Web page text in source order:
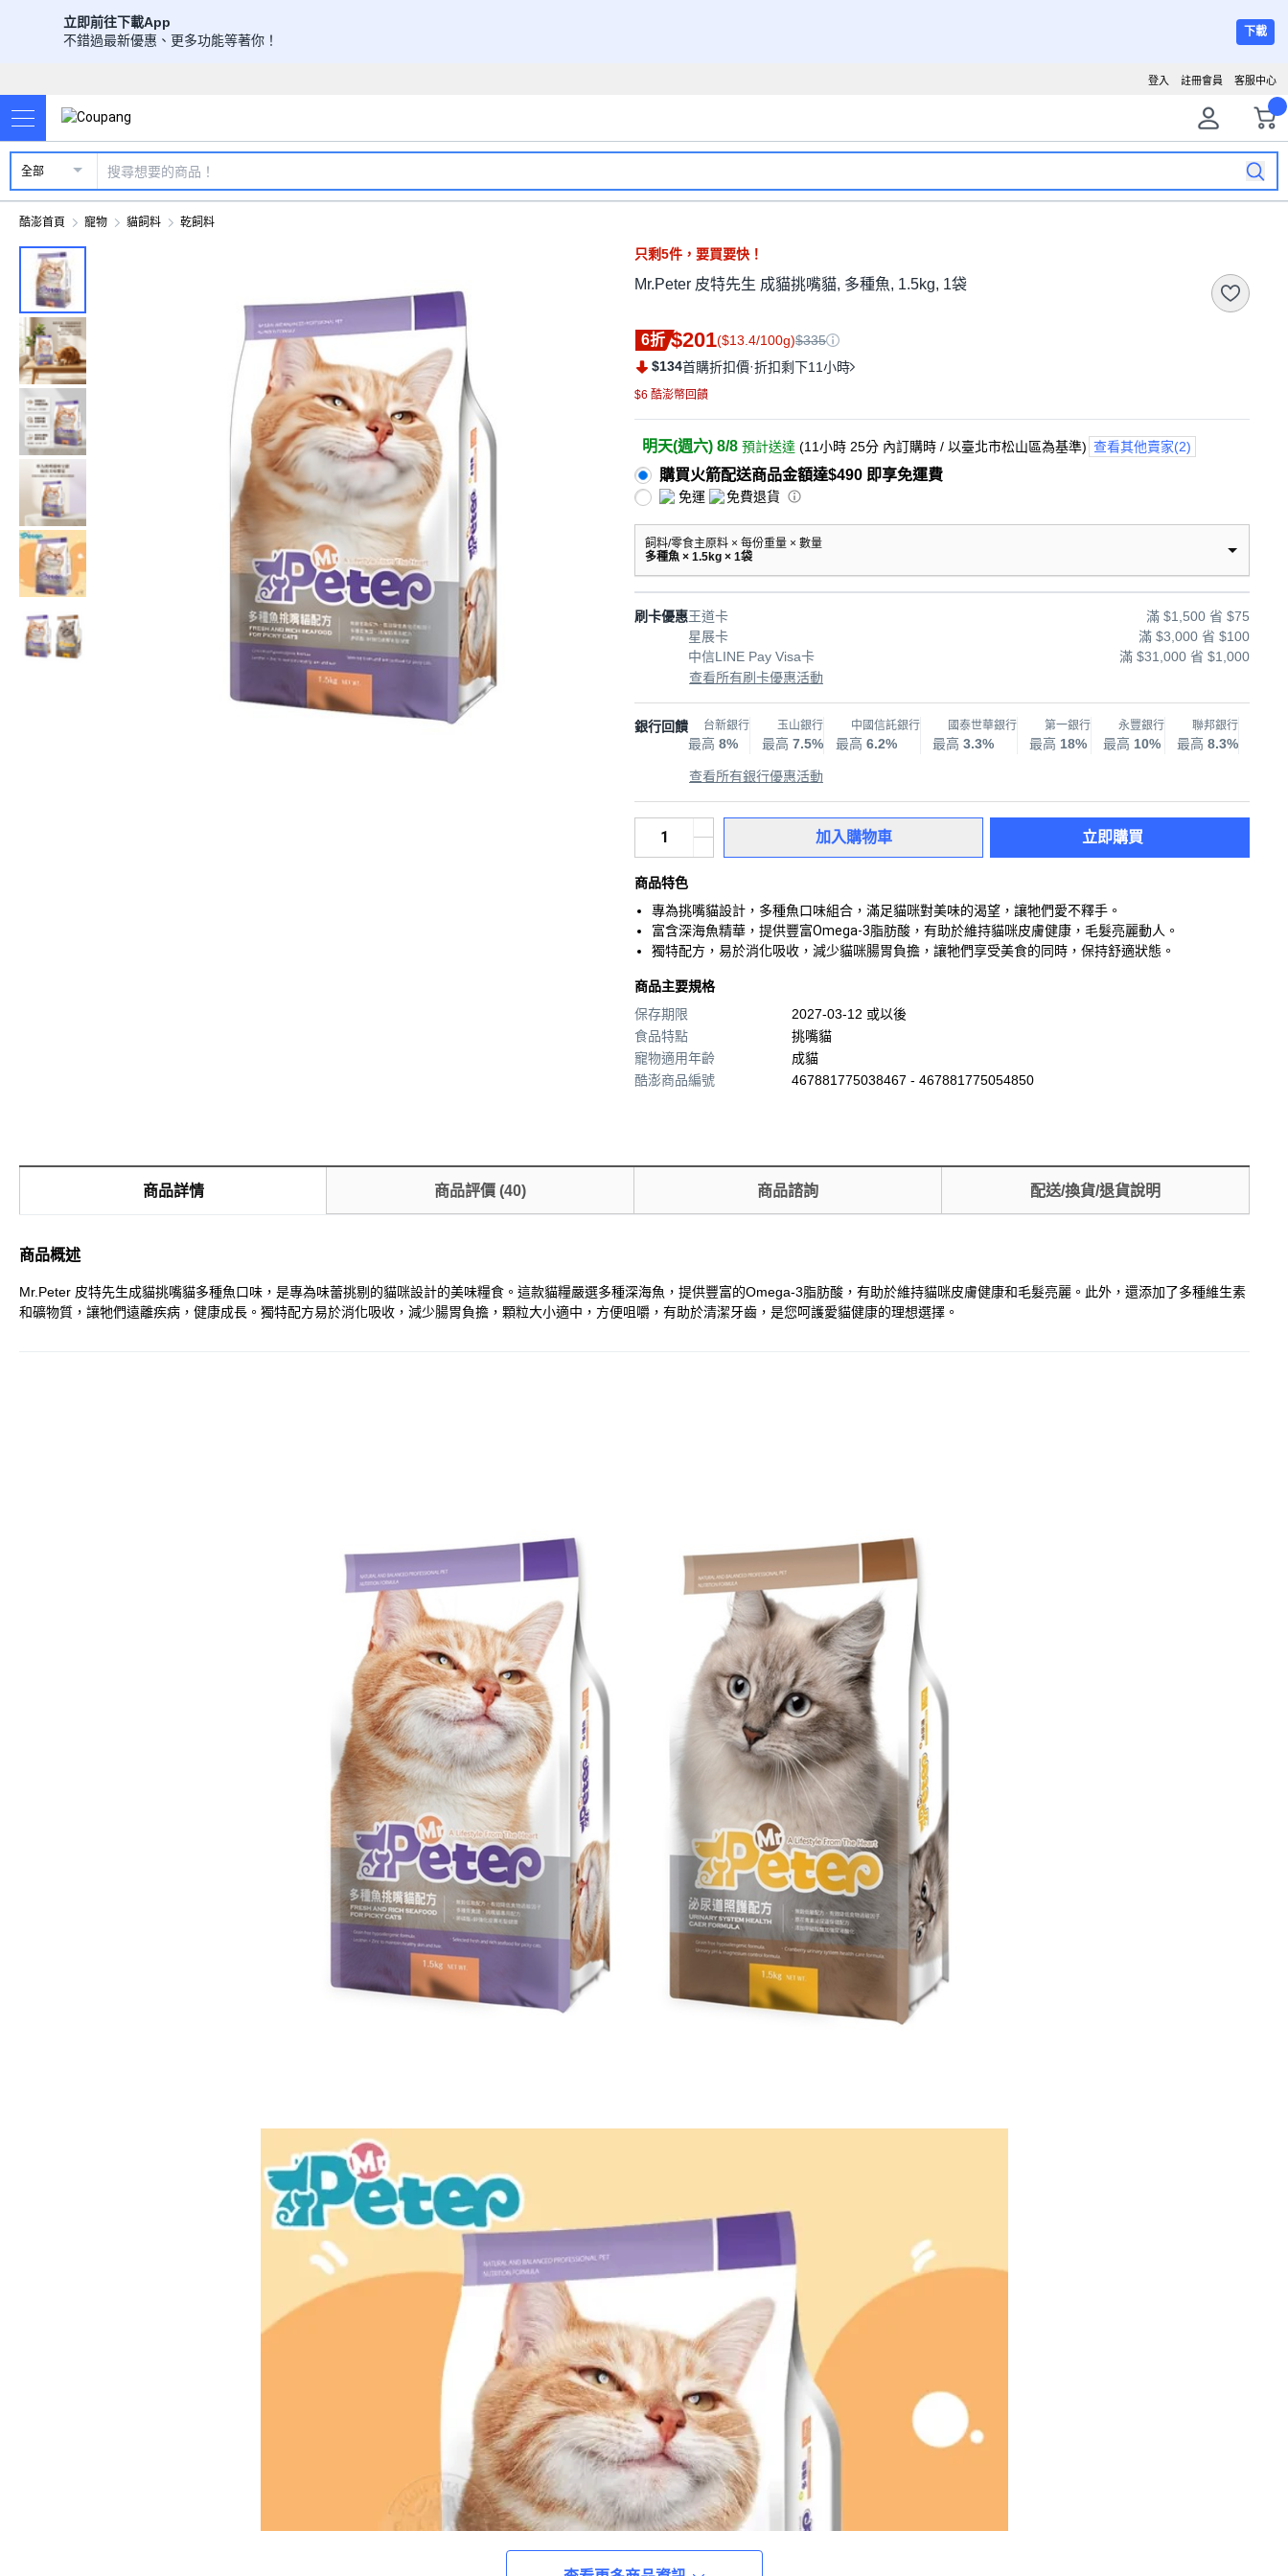
立即前往下載App
不錯過最新優惠、更多功能等著你！
下載
客服中心
註冊會員
登入
全部
酷澎首頁 寵物 貓飼料 乾飼料
只剩5件， 要買要快！
Mr.Peter 皮特先生 成貓挑嘴貓, 多種魚, 1.5kg, 1袋
6折 $201($13.4/100g)$335
$134首購折扣價·折扣剩下11小時
$6 酷澎幣回饋
明天(週六) 8/8 預計送達 (11小時 25分 內訂購時 / 以臺北市松山區為基準) 查看其他賣家(2)
購買火箭配送商品金額達$490 即享免運費
免運 免費退貨
飼料/零食主原料 × 每份重量 × 數量
多種魚 × 1.5kg × 1袋
刷卡優惠王道卡
滿 $1,500 省 $75
星展卡
滿 $3,000 省 $100
中信LINE Pay Visa卡
滿 $31,000 省 $1,000
查看所有刷卡優惠活動
銀行回饋 台新銀行
最高 8%
玉山銀行
最高 7.5%
中國信託銀行
最高 6.2%
國泰世華銀行
最高 3.3%
第一銀行
最高 18%
永豐銀行
最高 10%
聯邦銀行
最高 8.3%
查看所有銀行優惠活動
加入購物車 立即購買
商品特色
專為挑嘴貓設計，多種魚口味組合，滿足貓咪對美味的渴望，讓牠們愛不釋手。
富含深海魚精華，提供豐富Omega-3脂肪酸，有助於維持貓咪皮膚健康，毛髮亮麗動人。
獨特配方，易於消化吸收，減少貓咪腸胃負擔，讓牠們享受美食的同時，保持舒適狀態。
商品主要規格
保存期限
2027-03-12 或以後
食品特點
挑嘴貓
寵物適用年齡
成貓
酷澎商品編號
467881775038467 - 467881775054850
商品詳情 商品評價 (40) 商品諮詢 配送/換貨/退貨說明
商品概述
Mr.Peter 皮特先生成貓挑嘴貓多種魚口味，是專為味蕾挑剔的貓咪設計的美味糧食。這款貓糧嚴選多種深海魚，提供豐富的Omega-3脂肪酸，有助於維持貓咪皮膚健康和毛髮亮麗。此外，還添加了多種維生素
和礦物質，讓牠們遠離疾病，健康成長。獨特配方易於消化吸收，減少腸胃負擔，顆粒大小適中，方便咀嚼，有助於清潔牙齒，是您呵護愛貓健康的理想選擇。